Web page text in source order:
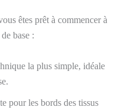
êtes prêt à commencer à
base :
la plus simple, idéale
pour les bords des tissus